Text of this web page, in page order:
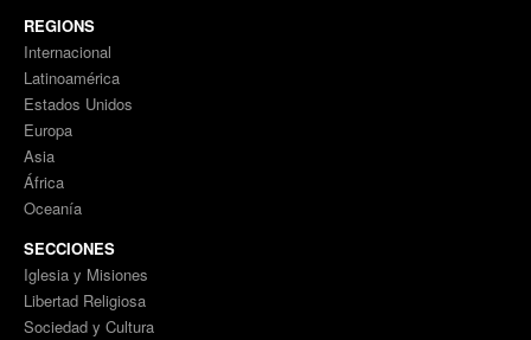
REGIONS
Internacional
Latinoamérica
Estados Unidos
Europa
Asia
África
Oceanía
SECCIONES
Iglesia y Misiones
Libertad Religiosa
Sociedad y Cultura